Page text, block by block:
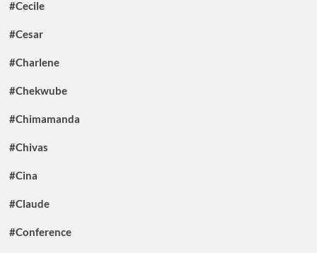
#Cecile
#Cesar
#Charlene
#Chekwube
#Chimamanda
#Chivas
#Cina
#Claude
#Conference